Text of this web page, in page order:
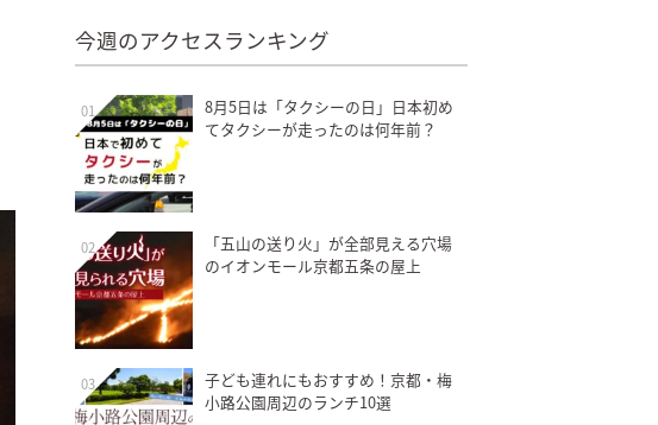
今週のアクセスランキング
01
8月5日は「タクシーの日」日本初め
てタクシーが走ったのは何年前？
02
「五山の送り火」が全部見える穴場
のイオンモール京都五条の屋上
03
子ども連れにもおすすめ！京都・梅
小路公園周辺のランチ10選